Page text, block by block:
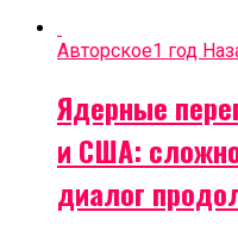
Авторское1 год
Ядерные
и США:
диалог